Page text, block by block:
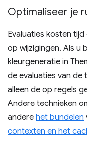
Optimaliseer je
Evaluaties kosten tijd
op wijzigingen. Als u
kleurgeneratie in
de evaluaties van de
alleen de op regels
Andere technieken
andere het bundelen
contexten en het